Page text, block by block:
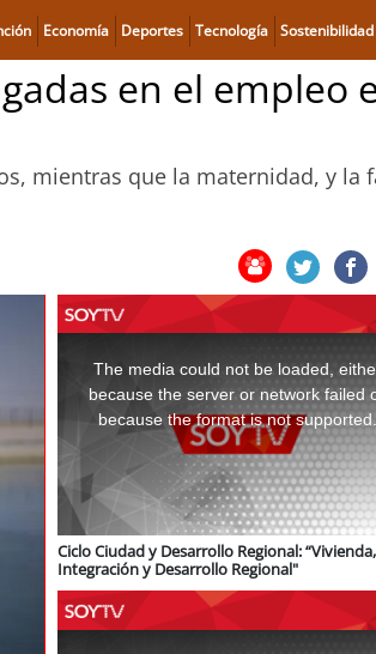
Economía Deportes Tecnología Sostenibilidad
en el empleo
mientras que la maternidad, y la
window.
The media could not be loaded,
because the server or network failed
because the format is not supported.
Ciclo Ciudad y Desarrollo Regional: “Vivienda,
Integración y Desarrollo Regional"